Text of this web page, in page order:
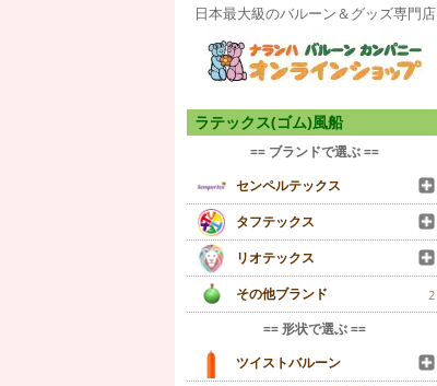
日本最大級のバルーン＆グッズ専門店
ラテックス(ゴム)風船
== ブランドで選ぶ ==
センペルテックス
タフテックス
リオテックス
その他ブランド
2
== 形状で選ぶ ==
ツイストバルーン